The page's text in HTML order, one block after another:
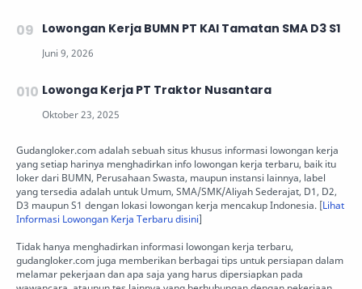
Lowongan Kerja BUMN PT KAI Tamatan SMA D3 S1
Lowonga Kerja PT Traktor Nusantara
Gudangloker.com adalah sebuah situs khusus informasi lowongan kerja
yang setiap harinya menghadirkan info lowongan kerja terbaru, baik itu
loker dari BUMN, Perusahaan Swasta, maupun instansi lainnya, label
yang tersedia adalah untuk Umum, SMA/SMK/Aliyah Sederajat, D1, D2,
D3 maupun S1 dengan lokasi lowongan kerja mencakup Indonesia. [Lihat
Informasi Lowongan Kerja Terbaru disini]
Tidak hanya menghadirkan informasi lowongan kerja terbaru,
gudangloker.com juga memberikan berbagai tips untuk persiapan dalam
melamar pekerjaan dan apa saja yang harus dipersiapkan pada